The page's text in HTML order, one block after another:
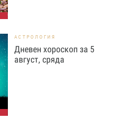
АСТРОЛОГИЯ
Дневен хороскоп за 5
август, сряда